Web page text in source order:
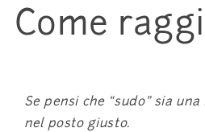
Come
Se pensi che “sudo” sia
nel posto giusto.